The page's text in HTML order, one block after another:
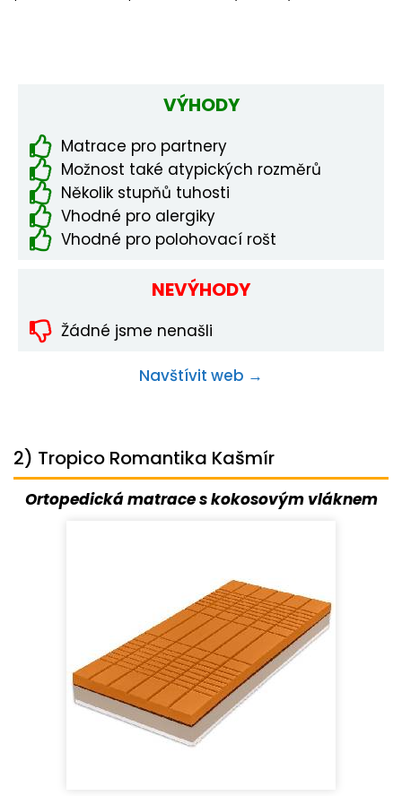
VÝHODY
Matrace pro partnery
Možnost také atypických rozměrů
Několik stupňů tuhosti
Vhodné pro alergiky
Vhodné pro polohovací rošt
NEVÝHODY
Žádné jsme nenašli
Navštívit web →
2) Tropico Romantika Kašmír
Ortopedická matrace s kokosovým vláknem